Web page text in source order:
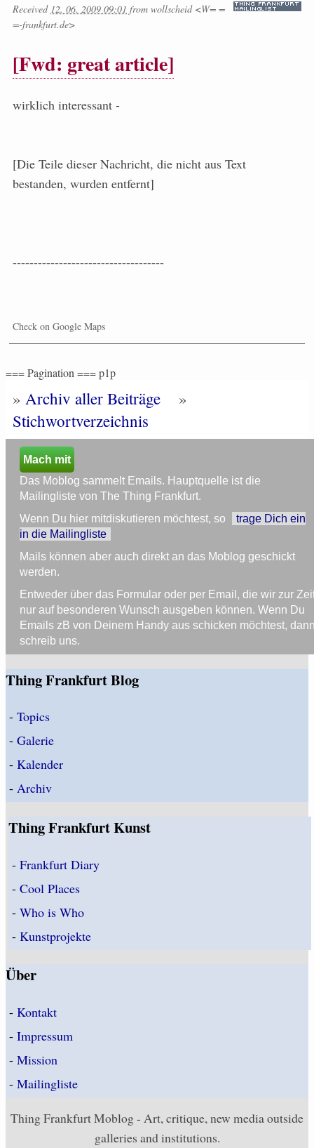
Received 12. 06. 2009 09:01 from wollscheid <W= =
=-frankfurt.de>
[Fwd: great article]
wirklich interessant -
[Die Teile dieser Nachricht, die nicht aus Text
bestanden, wurden entfernt]
------------------------------------
Check on Google Maps
=== Pagination === p1p
» Archiv aller Beiträge
»
Stichwortverzeichnis
Mach mit
Das Moblog sammelt Emails. Hauptquelle ist die
Mailingliste von The Thing Frankfurt.
Wenn Du hier mitdiskutieren möchtest, so
trage Dich ein
in die Mailingliste
Mails können aber auch direkt an das Moblog geschickt
werden.
Entweder über das Formular oder per Email, die wir zur
nur auf besonderen Wunsch ausgeben können. Wenn Du
Emails zB von Deinem Handy aus schicken möchtest,
schreib uns.
Thing Frankfurt Blog
- Topics
- Galerie
- Kalender
- Archiv
Thing Frankfurt Kunst
-Frankfurt Diary
-Cool Places
-Who is Who
-Kunstprojekte
Über
- Kontakt
- Impressum
- Mission
- Mailingliste
Thing Frankfurt Moblog - Art, critique, new media outside
galleries and institutions.